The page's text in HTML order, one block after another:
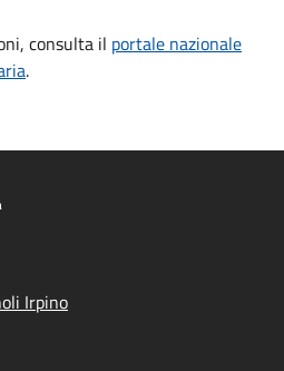
consulta il portale nazionale
.
Irpino